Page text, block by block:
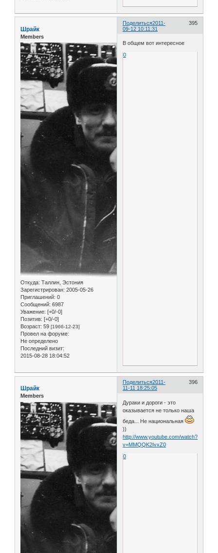
Поделиться 395
2011-
09-12 10:11:31
Шрайк
Members
Откуда: Таллин, Эстония
Зарегистрирован: 2005-05-26
Приглашений: 0
Сообщений: 6987
Уважение: [+0/-0]
Позитив: [+0/-0]
Возраст: 59 [1966-12-23]
Провел на форуме:
Не определено
Последний визит:
2015-08-28 18:04:52
В общем вот интересное
0
Поделиться 396
2011-
11-11 18:25:05
Шрайк
Members
Дураки и дороги - это
оказывается не только наша
беда... Не национальная
))
http://www.youtube.com/watch?
v=MMQQK2IvxZ0
0